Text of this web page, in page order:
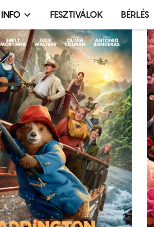
Infó,
esemény,
terembérlés
menü
INFO FESZTIVÁLOK BÉRLÉS